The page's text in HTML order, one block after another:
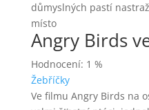
důmyslných pastí
místo
Angry Birds
Hodnocení: 1 %
Žebříčky
Ve filmu Angry Birds na